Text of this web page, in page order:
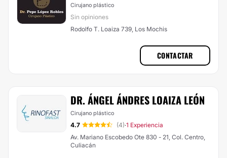
Cirujano plástico
Sin opiniones
Rodolfo T. Loaiza 739, Los Mochis
CONTACTAR
DR. ÁNGEL ÁNDRES LOAIZA LEÓN
Cirujano plástico
4.7 (4)·1 Experiencia
Av. Mariano Escobedo Ote 830 - 21, Col. Centro,
Culiacán